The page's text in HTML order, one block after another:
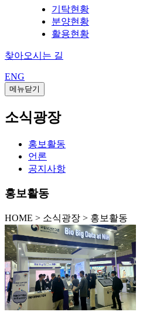
기탁현황
분양현황
활용현황
찾아오시는 길
ENG
메뉴닫기
소식광장
홍보활동
언론
공지사항
홍보활동
HOME > 소식광장 > 홍보활동